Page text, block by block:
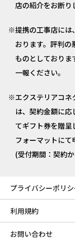
店の紹介をお断り
提携の工事店には
おります。評判の
ものとしており
一報ください。
エクステリアコ
は、契約金額に
てギフト券を贈呈
フォーマットにて
(受付期間：契約
プライバシーポリ
利用規約
お問い合わせ